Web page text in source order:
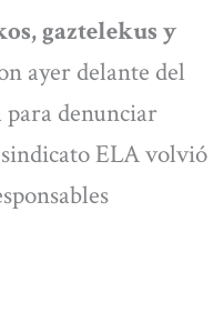
gaztelekus y
ayer delante del
denunciar
ELA volvió